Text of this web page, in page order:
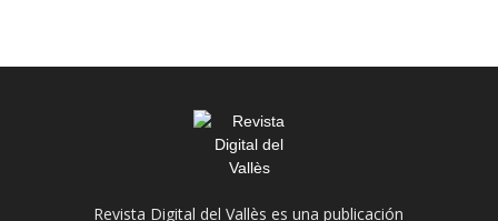
Revista Digital del Vallès es una publicación